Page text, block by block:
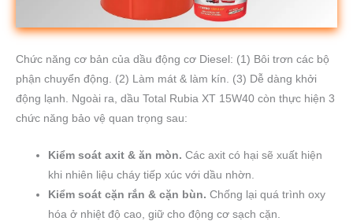
Chức năng cơ bản của dầu động cơ Diesel: (1) Bôi trơn các bộ
phận chuyển động. (2) Làm mát & làm kín. (3) Dễ dàng khởi
động lạnh. Ngoài ra, dầu Total Rubia XT 15W40 còn thực hiện 3
chức năng bảo vệ quan trọng sau:
Kiểm soát axit & ăn mòn. Các axit có hại sẽ xuất hiện
khi nhiên liệu cháy tiếp xúc với dầu nhờn.
Kiểm soát cặn rắn & cặn bùn. Chống lại quá trình oxy
hóa ở nhiệt độ cao, giữ cho động cơ sạch cặn.